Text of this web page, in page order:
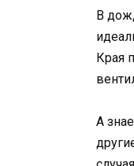
В
Края
А